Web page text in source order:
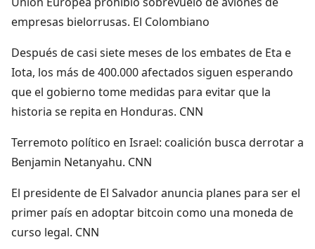
empresas bielorrusas. El Colombiano
Después de casi siete meses de los embates de Eta e
Iota, los más de 400.000 afectados siguen esperando
que el gobierno tome medidas para evitar que la
historia se repita en Honduras. CNN
Terremoto político en Israel: coalición busca derrotar a
Benjamin Netanyahu. CNN
El presidente de El Salvador anuncia planes para ser el
primer país en adoptar bitcoin como una moneda de
curso legal. CNN